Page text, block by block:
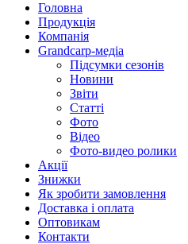
Головна
Продукція
Компанія
Grandcarp-медіа
Підсумки сезонів
Новини
Звіти
Статті
Фото
Відео
Фото-видео ролики
Акції
Знижки
Як зробити замовлення
Доставка і оплата
Оптовикам
Контакти